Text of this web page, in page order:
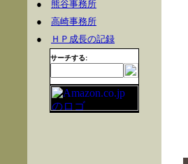
● 熊谷事務所
● 高崎事務所
●
ＨＰ成長の記録
サーチする: